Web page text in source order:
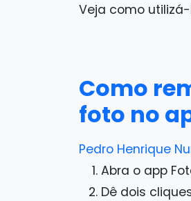
Veja como utilizá-
Como
foto no
Pedro Henrique
Abra o app
Dê dois